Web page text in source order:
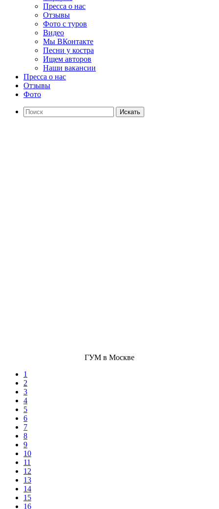
Пресса о нас
Отзывы
Фото с туров
Видео
Мы ВКонтакте
Песни у костра
Ищем авторов
Наши вакансии
Пресса о нас
Отзывы
Фото
Искать
ГУМ в Москве
1
2
3
4
5
6
7
8
9
10
11
12
13
14
15
16